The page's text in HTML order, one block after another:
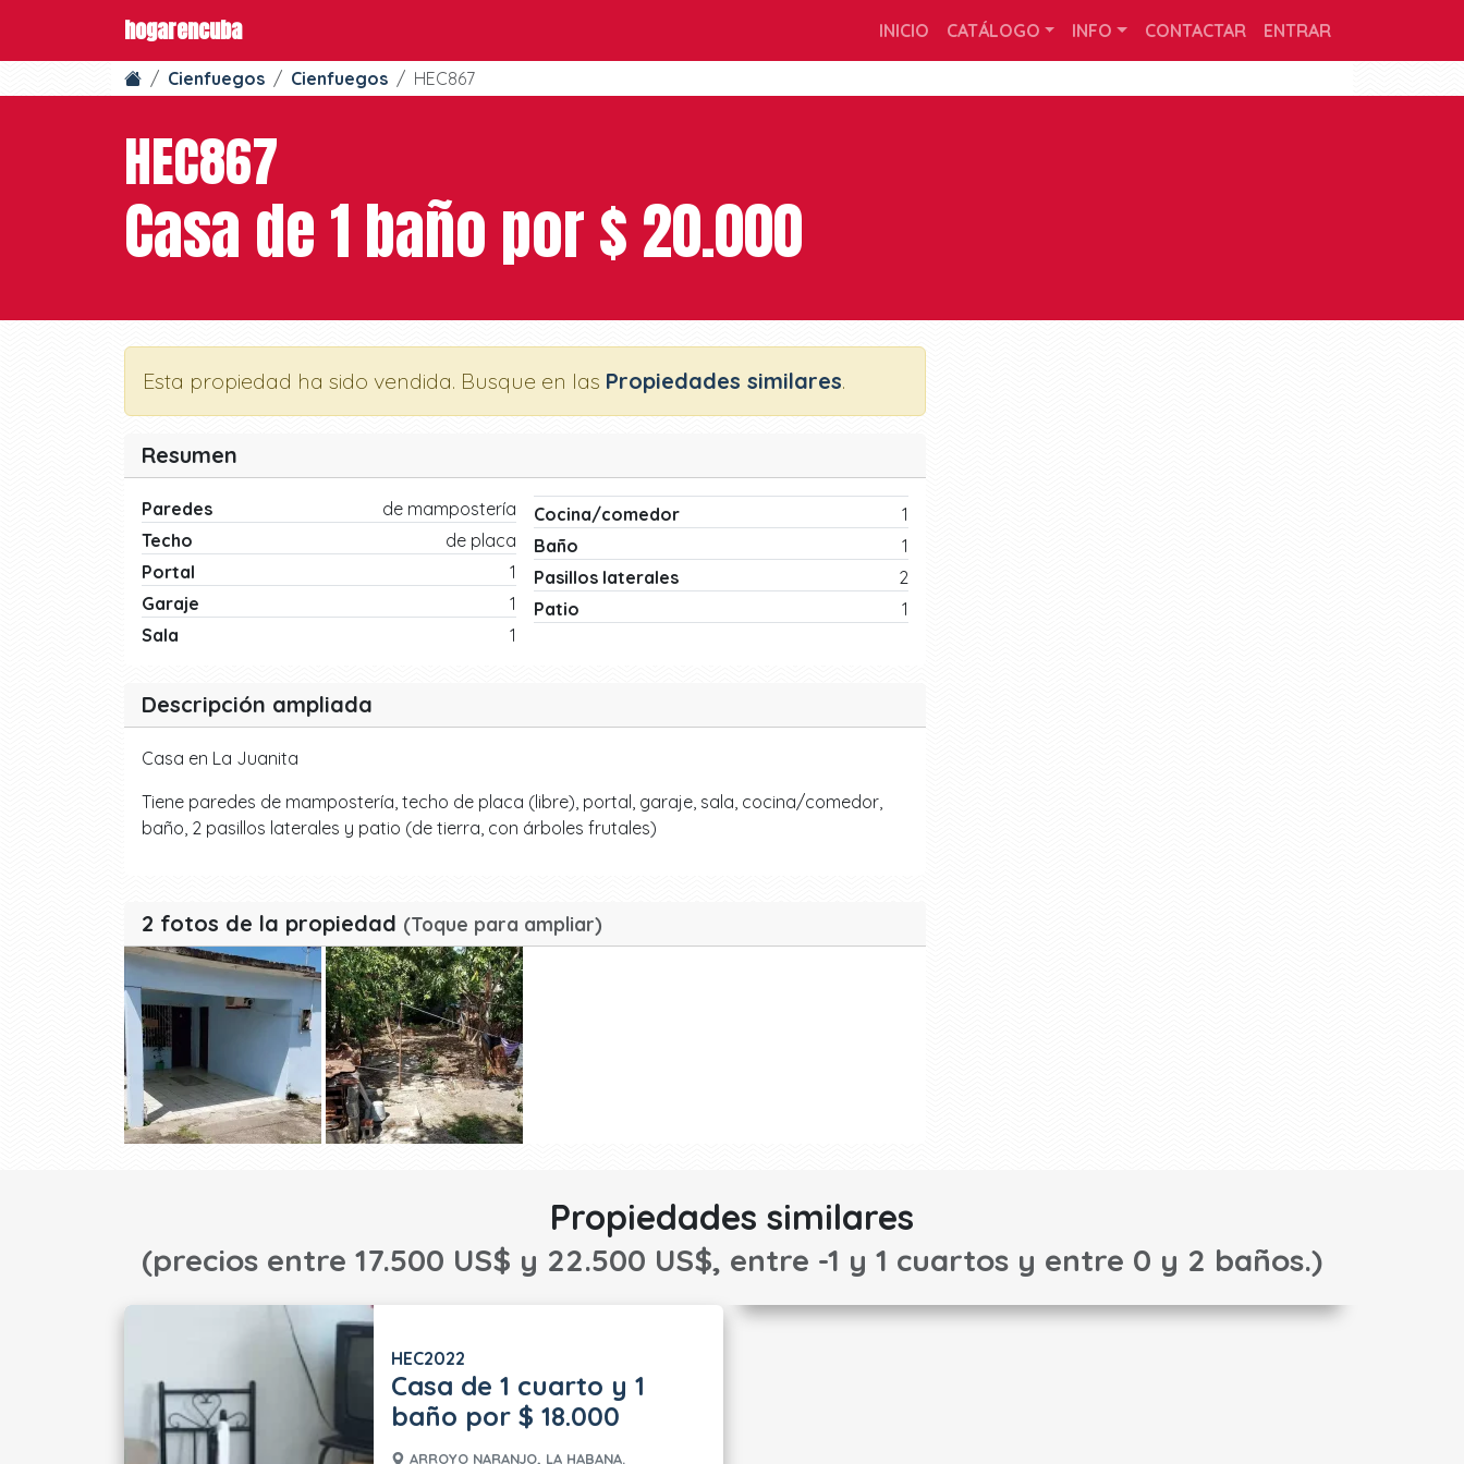
hogarencuba INICIO CATÁLOGO INFO CONTACTAR ENTRAR
Cienfuegos Cienfuegos HEC867
HEC867
Casa de 1 baño por $ 20.000
Esta propiedad ha sido vendida. Busque en las Propiedades similares.
Resumen
Paredes
de mampostería
Techo
de placa
Portal
1
Garaje
1
Sala
1
Cocina/comedor
1
Baño
1
Pasillos laterales
2
Patio
1
Descripción ampliada
Casa en La Juanita
Tiene paredes de mampostería, techo de placa (libre), portal, garaje, sala, cocina/comedor,
baño, 2 pasillos laterales y patio (de tierra, con árboles frutales)
2 fotos de la propiedad (Toque para ampliar)
Propiedades similares
(precios entre 17.500 US$ y 22.500 US$, entre -1 y 1 cuartos y entre 0 y 2 baños.)
HEC2022
Casa de 1 cuarto y 1
baño por $ 18.000
ARROYO NARANJO, LA HABANA.